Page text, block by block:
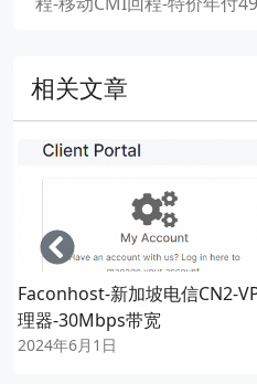
相关文章
Faconhost-新加坡电信CN2-
理器-30Mbps带宽
2024年6月1日
Left